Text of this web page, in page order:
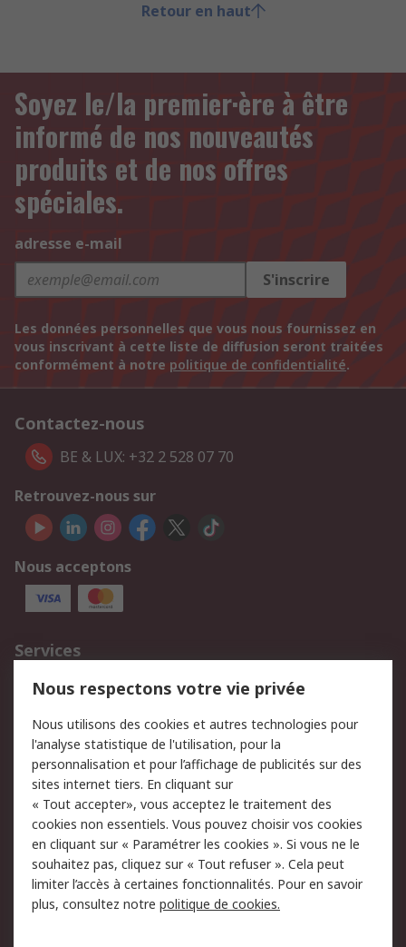
Retour en haut
Soyez le/la premier·ère à être
informé de nos nouveautés
produits et de nos offres
spéciales.
adresse e-mail
S'inscrire
Les données personnelles que vous nous fournissez en
vous inscrivant à cette liste de diffusion seront traitées
conformément à notre politique de confidentialité.
Contactez-nous
BE & LUX: +32 2 528 07 70
Retrouvez-nous sur
Nous acceptons
Services
750.000 produits
2.500 marques
Retours
Support technique
Track & trace
Legal
Politique de cookies
Sécurité des e-mails
Politique de protection
des données - Mise à
jour
Conditions générales
de vente
Nous respectons votre vie privée
Nous utilisons des cookies et autres technologies pour
l'analyse statistique de l'utilisation, pour la
personnalisation et pour l’affichage de publicités sur des
sites internet tiers. En cliquant sur
« Tout accepter», vous acceptez le traitement des
cookies non essentiels. Vous pouvez choisir vos cookies
en cliquant sur « Paramétrer les cookies ». Si vous ne le
souhaitez pas, cliquez sur « Tout refuser ». Cela peut
limiter l’accès à certaines fonctionnalités. Pour en savoir
plus, consultez notre politique de cookies.